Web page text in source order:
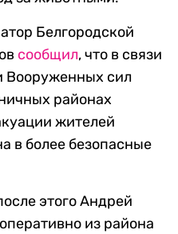
Белгородской
сообщил, что в связи
Вооруженных сил
районах
жителей
в более безопасные
этого Андрей
из района